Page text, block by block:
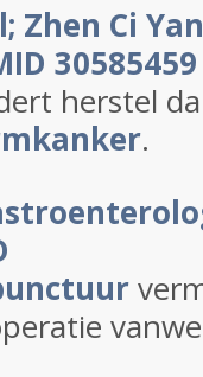
Zhen Ci
30585459
herstel
.